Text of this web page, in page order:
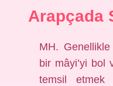
Arapçada
MH. Genellikle
bir mâyi’yi bol
temsil etmek